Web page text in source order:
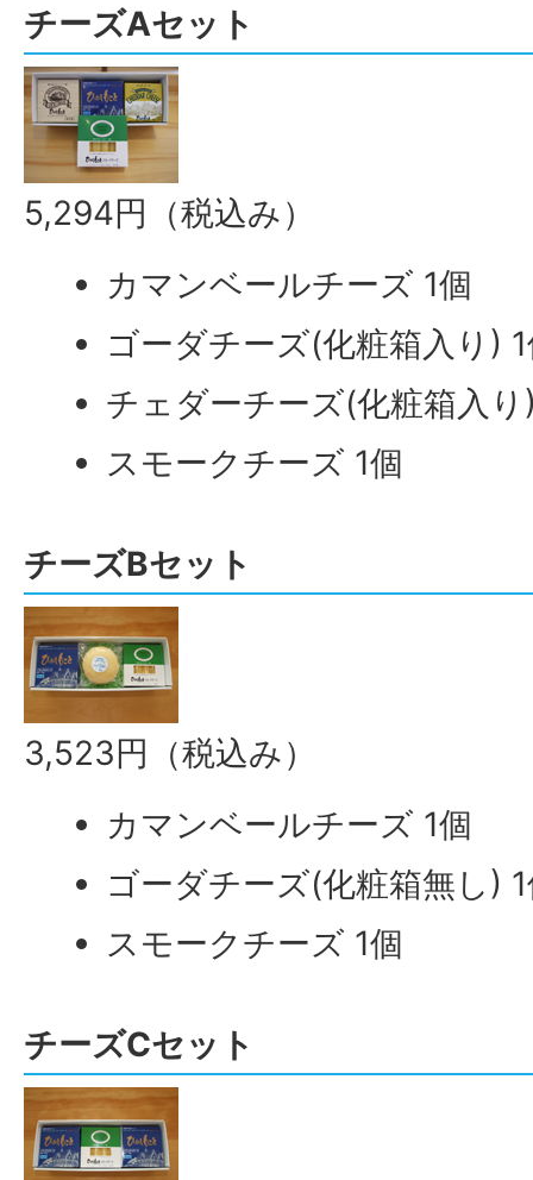
チーズAセット
5,294円（税込み）
カマンベールチーズ 1個
ゴーダチーズ(化粧箱入り)
チェダーチーズ(化粧箱入り
スモークチーズ 1個
チーズBセット
3,523円（税込み）
カマンベールチーズ 1個
ゴーダチーズ(化粧箱無し)
スモークチーズ 1個
チーズCセット